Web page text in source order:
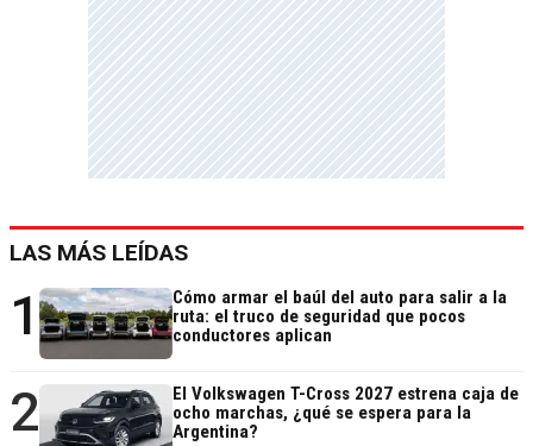
LAS MÁS LEÍDAS
1
Cómo armar el baúl del auto para salir a la
ruta: el truco de seguridad que pocos
conductores aplican
2
El Volkswagen T-Cross 2027 estrena caja de
ocho marchas, ¿qué se espera para la
Argentina?